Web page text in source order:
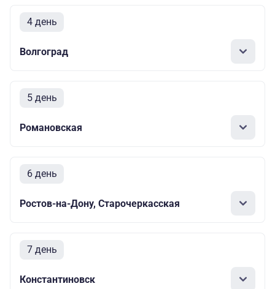
4 день
Волгоград
5 день
Романовская
6 день
Ростов-на-Дону, Старочеркасская
7 день
Константиновск